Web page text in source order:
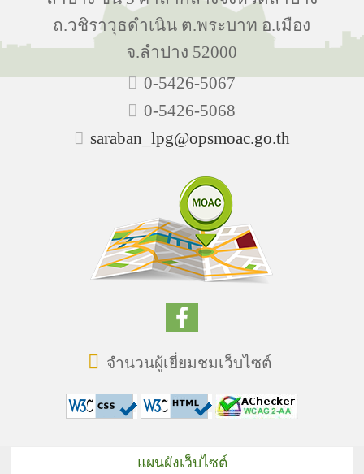
ถ.วชิราวุธดำเนิน ต.พระบาท อ.เมือง
จ.ลำปาง 52000
0-5426-5067
0-5426-5068
saraban_lpg@opsmoac.go.th
จำนวนผู้เยี่ยมชมเว็บไซต์
แผนผังเว็บไซต์